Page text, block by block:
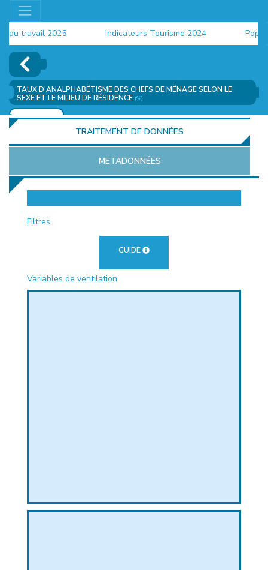
2025 Indicateurs Tourisme 2024
TAUX D'ANALPHABÉTISME DES CHEFS DE MÉNAGE SELON LE
SEXE ET LE MILIEU DE RÉSIDENCE (%)
AJOUTER
TRAITEMENT DE DONNÉES
METADONNÉES
Filtres
GUIDE
Variables de ventilation